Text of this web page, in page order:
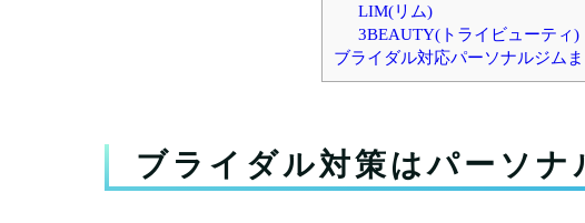
LIM(リム)
3BEAUTY(トライビューティ)
ブライダル対応パーソナルジム
ブライダル対策はパーソ